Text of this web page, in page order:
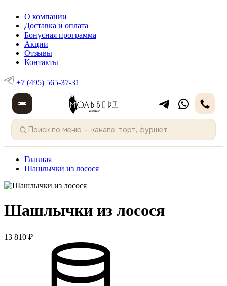
О компании
Доставка и оплата
Бонусная программа
Акции
Отзывы
Контакты
+7 (495) 565-37-31
Главная
Шашлычки из лосося
Шашлычки из лосося
13 810 ₽